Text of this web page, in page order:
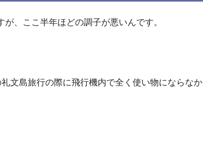
、ここ半年ほどの調子が悪いんです。
文島旅行の際に飛行機内で全く使い物にならなか